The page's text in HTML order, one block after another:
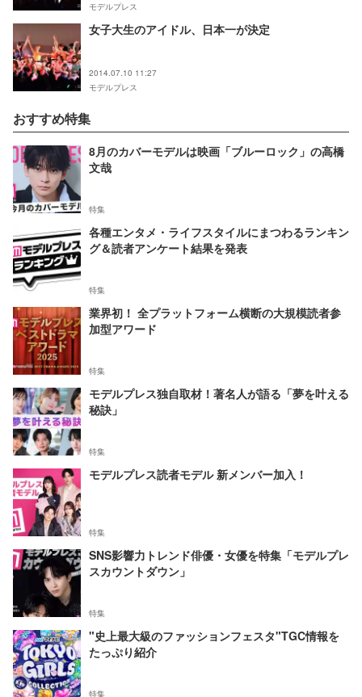
モデルプレス
女子大生のアイドル、日本一が決定
2014.07.10 11:27
モデルプレス
おすすめ特集
8月のカバーモデルは映画「ブルーロック」の高橋
文哉
特集
各種エンタメ・ライフスタイルにまつわるランキン
グ＆読者アンケート結果を発表
特集
業界初！ 全プラットフォーム横断の大規模読者参
加型アワード
特集
モデルプレス独自取材！著名人が語る「夢を叶える
秘訣」
特集
モデルプレス読者モデル 新メンバー加入！
特集
SNS影響力トレンド俳優・女優を特集「モデルプレ
スカウントダウン」
特集
"史上最大級のファッションフェスタ"TGC情報を
たっぷり紹介
特集